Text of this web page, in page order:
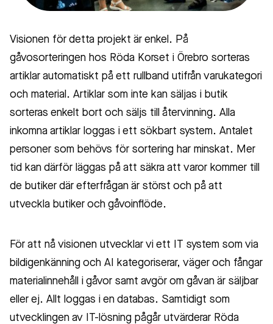
Visionen för detta projekt är enkel. På
gåvosorteringen hos Röda Korset i Örebro sorteras
artiklar automatiskt på ett rullband utifrån varukategori
och material. Artiklar som inte kan säljas i butik
sorteras enkelt bort och säljs till återvinning. Alla
inkomna artiklar loggas i ett sökbart system. Antalet
personer som behövs för sortering har minskat. Mer
tid kan därför läggas på att säkra att varor kommer till
de butiker där efterfrågan är störst och på att
utveckla butiker och gåvoinflöde.
För att nå visionen utvecklar vi ett IT system som via
bildigenkänning och AI kategoriserar, väger och fångar
materialinnehåll i gåvor samt avgör om gåvan är säljbar
eller ej. Allt loggas i en databas. Samtidigt som
utvecklingen av IT-lösning pågår utvärderar Röda